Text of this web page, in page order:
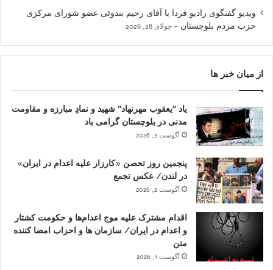
ویدیو گفتگوی رادیو فردا با آقای رحیم بندوئی عضو شورای مرکزی
حزب مردم بلوچستان
جولای 28, 2026
از میان خبر ها
یاد “یعقوب مهرنهاد” شهید و نمادِ مبارزه و مقاومت
مدنی در بلوچستان گرامی باد
آگوست 3, 2026
پنجمین روز تحصن «کارزار علیه اعدام در ایران»
در لندن/ عکس تجمع
آگوست 2, 2026
اقدام مشترک علیه موج اعدام‌ها و حکومت کشتار
و اعدام در ایران/ سازمان ها و احزاب امضا کننده
متن
آگوست 1, 2026